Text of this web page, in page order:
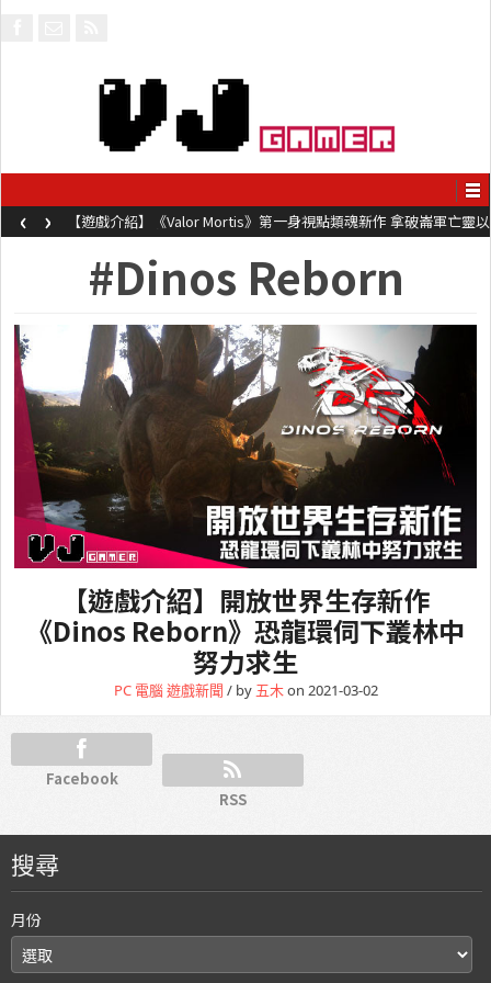
【遊戲介紹】《Valor Mortis》第一身視點類魂新作 拿破崙軍亡靈以
槍械劍與魔法殺敵
‹ ›
#Dinos Reborn
【遊戲介紹】開放世界生存新作
《Dinos Reborn》恐龍環伺下叢林中
努力求生
PC 電腦遊戲新聞 / by 五木on 2021-03-02
Facebook
RSS
搜尋
月份